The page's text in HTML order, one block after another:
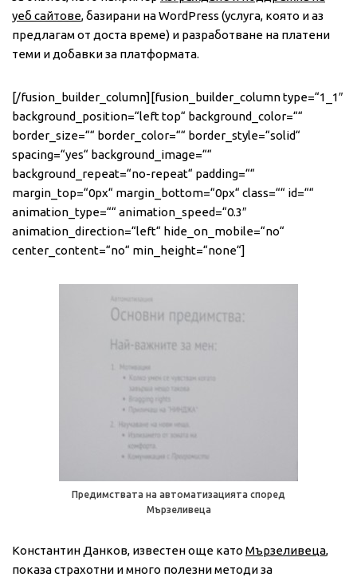
уеб сайтове, базирани на WordPress (услуга, която и аз
предлагам от доста време) и разработване на платени
теми и добавки за платформата.
[/fusion_builder_column][fusion_builder_column type=“1_1″
background_position=“left top“ background_color=““
border_size=““ border_color=““ border_style=“solid“
spacing=“yes“ background_image=““
background_repeat=“no-repeat“ padding=““
margin_top=“0px“ margin_bottom=“0px“ class=““ id=““
animation_type=““ animation_speed=“0.3″
animation_direction=“left“ hide_on_mobile=“no“
center_content=“no“ min_height=“none“]
Предимствата на автоматизацията според
Мързеливеца
Константин Данков, известен още като Мързеливеца,
показа страхотни и много полезни методи за